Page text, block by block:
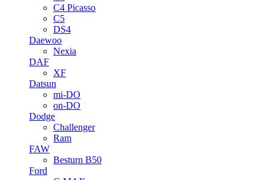
C4 Picasso
C5
DS4
Daewoo
Nexia
DAF
XF
Datsun
mi-DO
on-DO
Dodge
Challenger
Ram
FAW
Besturn B50
Ford